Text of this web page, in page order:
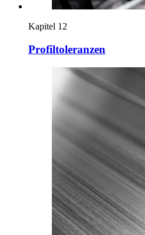
Kapitel 12
Profiltoleranzen